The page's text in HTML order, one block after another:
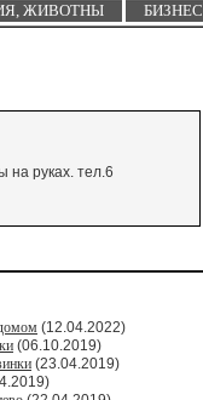
ЖИВОТНЫ БИЗНЕС
на руках. тел.6
(12.04.2022)
(06.10.2019)
(23.04.2019)